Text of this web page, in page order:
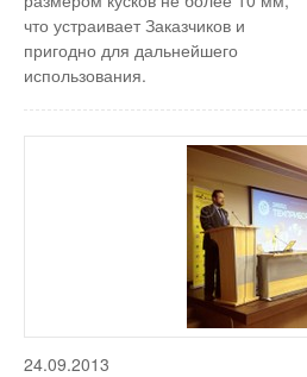
что устраивает Заказчиков и
пригодно для дальнейшего
использования.
24.09.2013